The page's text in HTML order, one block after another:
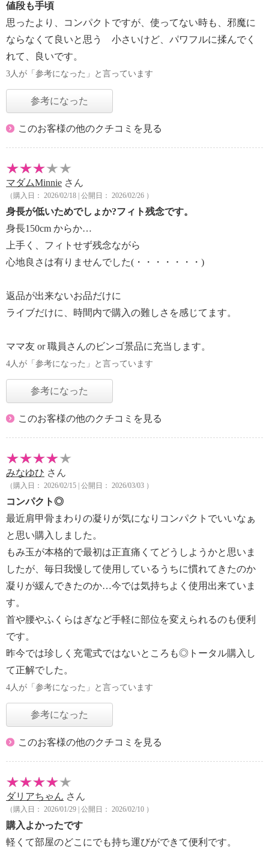
値段も手頃
思ったより、コンパクトですが、使ってない時も、邪魔に
ならなくて良いと思う 小さいけど、パワフルに揉んでく
れて、良いです。
3人が「参考になった」と言っています
参考になった
このお客様の他のクチコミを見る
マダムMinnie さん
（購入日： 2026/02/18 | 公開日： 2026/02/26 ）
身長が低いためでしょか?フィト残念です。
身長150cm からか…
上手く、フィトせず残念ながら
心地良さは有りませんでした(・・・・・・・)
返品が出来ないお品だけに
ライブだけに、時間内で購入の難しさを感じてます。
ママ友 or 職員さんのビンゴ景品に充当します。
4人が「参考になった」と言っています
参考になった
このお客様の他のクチコミを見る
みなゆひ さん
（購入日： 2026/02/15 | 公開日： 2026/03/03 ）
コンパクト◎
最近肩甲骨まわりの凝りが気になりコンパクトでいいなぁ
と思い購入しました。
もみ玉が本格的で最初は正直痛くてどうしようかと思いま
したが、毎日我慢して使用しているうちに慣れてきたのか
凝りが緩んできたのか…今では気持ちよく使用出来ていま
す。
首や腰やふくらはぎなど手軽に部位を変えられるのも便利
です。
昨今では珍しく充電式ではないところも◎トータル購入し
て正解でした。
4人が「参考になった」と言っています
参考になった
このお客様の他のクチコミを見る
ダリアちゃん さん
（購入日： 2026/01/29 | 公開日： 2026/02/10 ）
購入よかったです
軽くて部屋のどこにでも持ち運びができて便利です。